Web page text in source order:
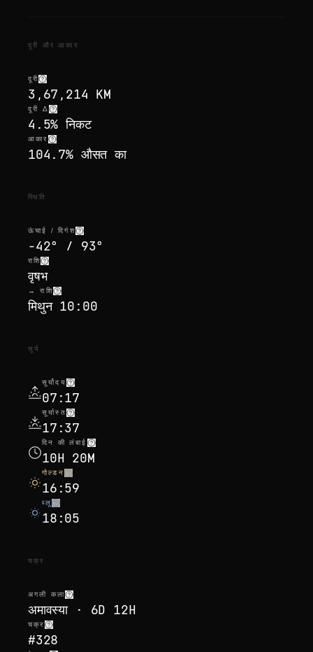
दूरी और आकार
दूरी
3,67,214 KM
दूरी Δ
4.5% निकट
आकार
104.7% औसत का
स्थिति
ऊंचाई / दिगंश
-42° / 93°
राशि
वृषभ
→ राशि
मिथुन 10:00
सूर्य
सूर्योदय
07:17
सूर्यास्त
17:37
दिन की लंबाई
10H 20M
गोल्डन
16:59
ब्लू
18:05
चक्र
अगली कला
अमावस्या · 6D 12H
चक्र
#328